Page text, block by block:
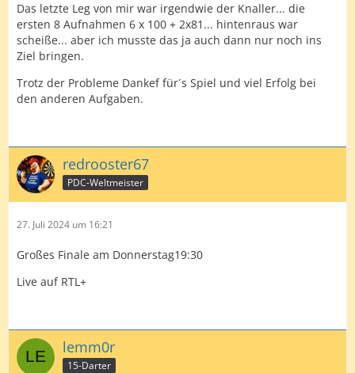
Das letzte Leg von mir war irgendwie der Knaller... die
ersten 8 Aufnahmen 6 x 100 + 2x81... hintenraus war
scheiße... aber ich musste das ja auch dann nur noch ins
Ziel bringen.
Trotz der Probleme Dankef für´s Spiel und viel Erfolg bei
den anderen Aufgaben.
redrooster67
PDC-Weltmeister
27. Juli 2024 um 16:21
Großes Finale am Donnerstag19:30
Live auf RTL+
lemm0r
15-Darter